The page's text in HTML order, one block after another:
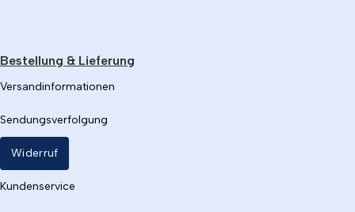
Bestellung & Lieferung
Versandinformationen
Sendungsverfolgung
Widerruf
Kundenservice